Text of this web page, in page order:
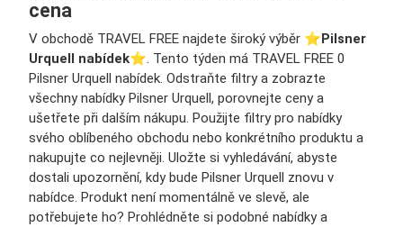
cena
V obchodě TRAVEL FREE najdete široký výběr ⭐️Pilsner
Urquell nabídek⭐️. Tento týden má TRAVEL FREE 0
Pilsner Urquell nabídek. Odstraňte filtry a zobrazte
všechny nabídky Pilsner Urquell, porovnejte ceny a
ušetřete při dalším nákupu. Použijte filtry pro nabídky
svého oblíbeného obchodu nebo konkrétního produktu a
nakupujte co nejlevněji. Uložte si vyhledávání, abyste
dostali upozornění, kdy bude Pilsner Urquell znovu v
nabídce. Produkt není momentálně ve slevě, ale
potřebujete ho? Prohlédněte si podobné nabídky a